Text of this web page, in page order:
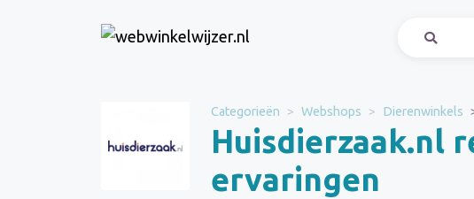
Categorieën Webshops Dierenwinkels
Huisdierzaak.nl
ervaringen
Huisdierzaak.nl
Categorie
Webshops